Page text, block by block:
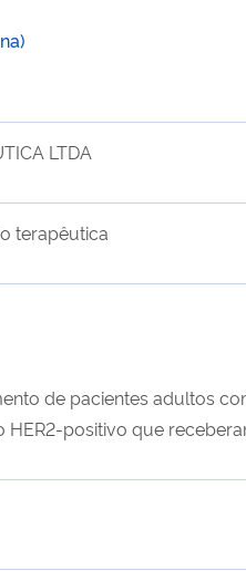
LTDA
terapêutica
de pacientes adultos
positivo que